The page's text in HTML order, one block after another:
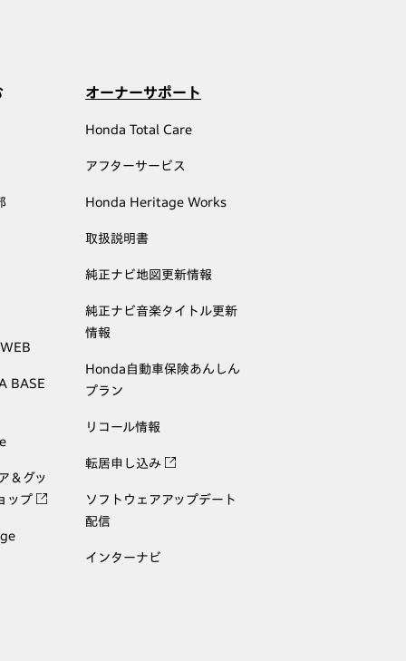
BASE
＆グッ
ップ
オーナーサポート
Honda Total Care
アフターサービス
Honda Heritage Works
取扱説明書
純正ナビ地図更新情報
純正ナビ音楽タイトル更新
情報
Honda自動車保険あんしん
プラン
リコール情報
転居申し込み
ソフトウェアアップデート
配信
インターナビ